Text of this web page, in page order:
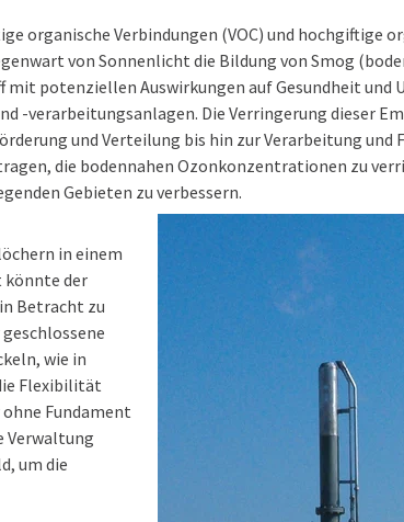
organische Verbindungen (VOC) und hochgiftige
von Sonnenlicht die Bildung von Smog
mit potenziellen Auswirkungen auf Gesundheit und
-verarbeitungsanlagen. Die Verringerung dieser
und Verteilung bis hin zur Verarbeitung und
die bodennahen Ozonkonzentrationen zu
Gebieten zu verbessern.
in einem
könnte der
Betracht zu
wie in
Flexibilität
Fundament
Verwaltung
um die